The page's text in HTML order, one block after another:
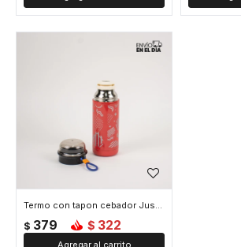
Termo con tapon cebador Just Love 350 ml - Rojo
$ 379 $ 322